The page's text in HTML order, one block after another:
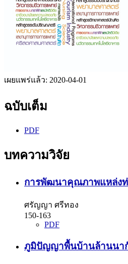
เผยแพร่แล้ว: 2020-04-01
ฉบับเต็ม
PDF
บทความวิจัย
การพัฒนาคุณภาพแหล่งท่อ
ศรัญญา ศรีทอง
150-163
PDF
ภูมิปัญญาพื้นบ้านล้านนากั